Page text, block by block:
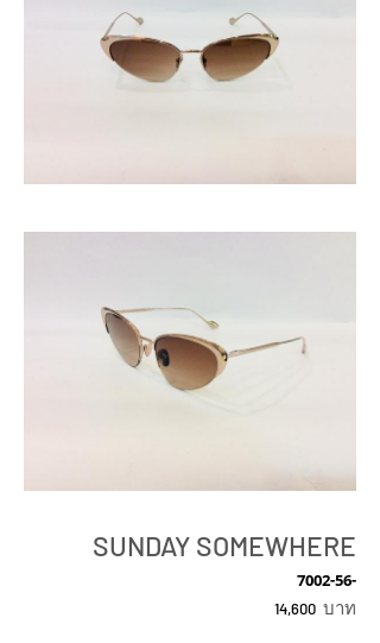
SUNDAY SOMEWHERE
7002-56-
14,600 บาท